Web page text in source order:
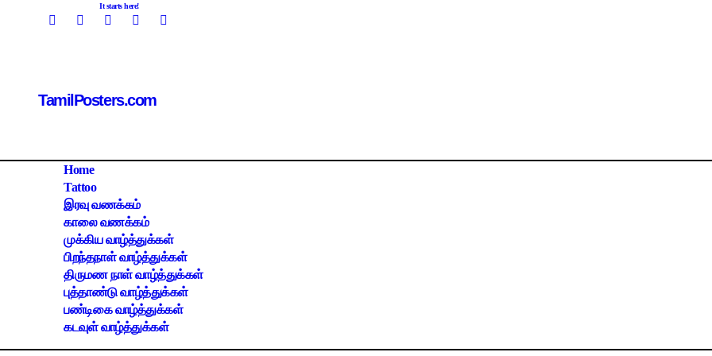
TamilPosters.com
Home
It starts here!
Tattoo
இரவு வணக்கம்
காலை வணக்கம்
முக்கிய வாழ்த்துக்கள்
பிறந்தநாள் வாழ்த்துக்கள்
திருமண நாள் வாழ்த்துக்கள்
புத்தாண்டு வாழ்த்துக்கள்
பண்டிகை வாழ்த்துக்கள்
கடவுள் வாழ்த்துக்கள்